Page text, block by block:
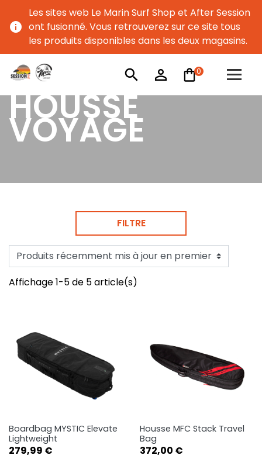
info
Les sites web Le Marin Surf Shop et After Session
ont fusionné. Vous retrouverez sur ce site tous
les produits disponibles dans les deux magasins.
search person_outline 0
HOUSSE
VOYAGE
FILTRE
Affichage 1-5 de 5 article(s)
Boardbag MYSTIC Elevate
Lightweight
Prix
279,99 €
Housse MFC Stack Travel
Bag
Prix
372,00 €